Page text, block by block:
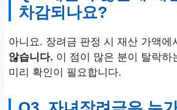
차감되나요?
아니요. 장려금 판정 시 재산 가액에
않습니다. 이 점이 많은 분이 탈락하
미리 확인이 필요합니다.